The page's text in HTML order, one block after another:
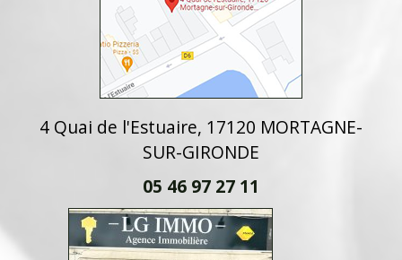
4 Quai de l'Estuaire, 17120 MORTAGNE-
SUR-GIRONDE
05 46 97 27 11